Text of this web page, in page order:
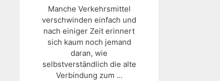
Manche Verkehrsmittel
verschwinden einfach und
nach einiger Zeit erinnert
sich kaum noch jemand
daran, wie
selbstverständlich die alte
Verbindung zum ...